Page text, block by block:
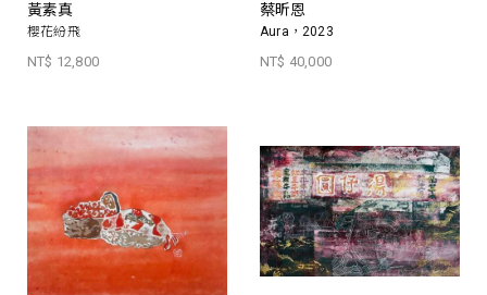
黃素真
櫻花紛飛
NT$ 12,800
蔡昕恩
Aura，2023
NT$ 40,000